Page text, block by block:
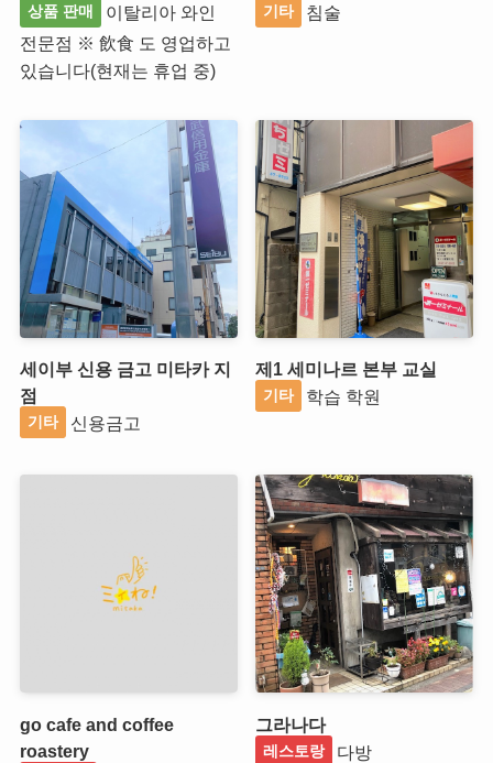
상품 판매
이탈리아 와인
전문점 ※ 飲食 도 영업하고
있습니다(현재는 휴업 중)
기타 침술
세이부 신용 금고 미타카 지
점
기타 신용금고
제1 세미나르 본부 교실
기타 학습 학원
go cafe and coffee
roastery
그라나다
레스토랑 다방